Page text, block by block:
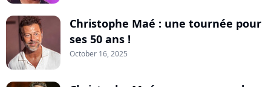
Christophe Maé : une tournée pour
ses 50 ans !
October 16, 2025